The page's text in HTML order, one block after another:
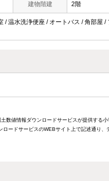
建物階建 2階
/ 温水洗浄便座 / オートバス / 角部
数値情報ダウンロードサービスが提供す
ードサービスのWEBサイト上で記述通り